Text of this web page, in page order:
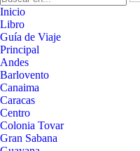
Inicio
Libro
Guía de Viaje
Principal
Andes
Barlovento
Canaima
Caracas
Centro
Colonia Tovar
Gran Sabana